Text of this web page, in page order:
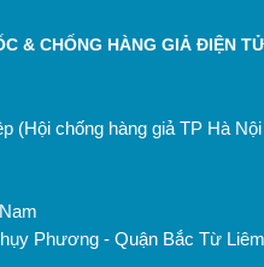
& CHỐNG HÀNG GIẢ ĐIỆN
(Hội chống hàng giả TP Hà
Phương - Quận Bắc Từ